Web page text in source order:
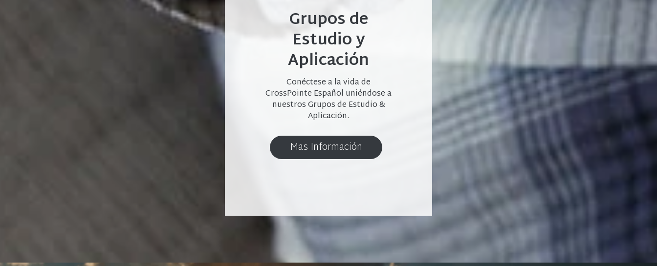
Grupos de
Estudio y
Aplicación
Conéctese a la vida de
CrossPointe Español uniéndose a
nuestros Grupos de Estudio &
Aplicación.
Mas Información